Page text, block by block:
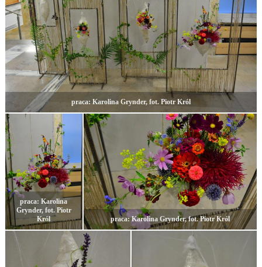
praca: Karolina Grynder, fot. Piotr Król
praca: Karolina
Grynder, fot. Piotr
Król
praca: Karolina Grynder, fot. Piotr Król